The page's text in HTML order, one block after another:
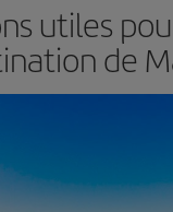
utiles
de